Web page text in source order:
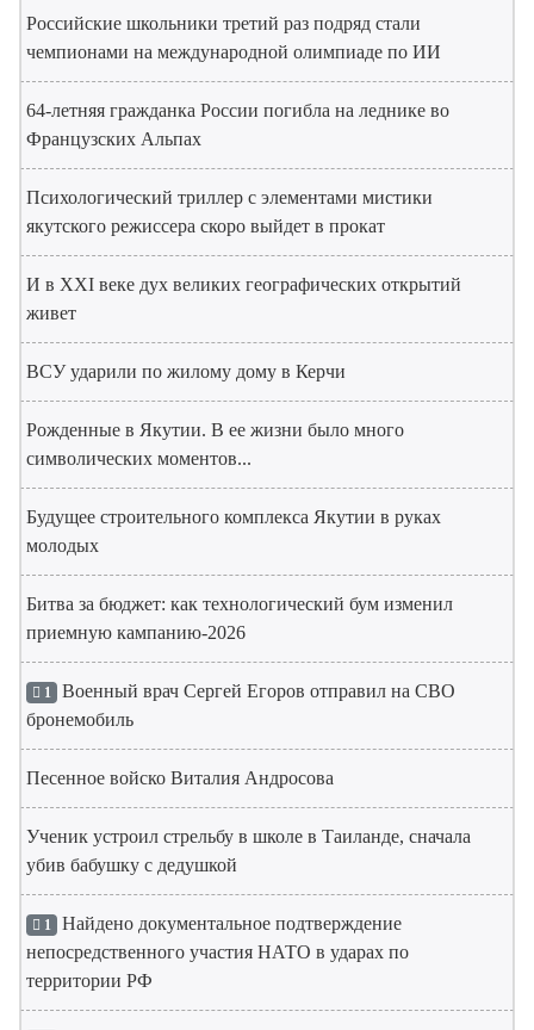
Российские школьники третий раз подряд стали
чемпионами на международной олимпиаде по ИИ
64-летняя гражданка России погибла на леднике во
Французских Альпах
Психологический триллер с элементами мистики
якутского режиссера скоро выйдет в прокат
И в XXI веке дух великих географических открытий
живет
ВСУ ударили по жилому дому в Керчи
Рожденные в Якутии. В ее жизни было много
символических моментов...
Будущее строительного комплекса Якутии в руках
молодых
Битва за бюджет: как технологический бум изменил
приемную кампанию-2026
1 Военный врач Сергей Егоров отправил на СВО
бронемобиль
Песенное войско Виталия Андросова
Ученик устроил стрельбу в школе в Таиланде, сначала
убив бабушку с дедушкой
1 Найдено документальное подтверждение
непосредственного участия НАТО в ударах по
территории РФ